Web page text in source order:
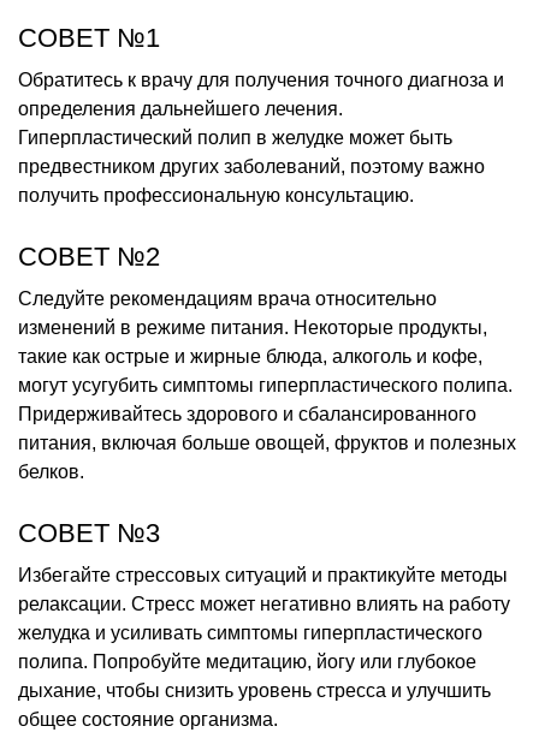
СОВЕТ №1
Обратитесь к врачу для получения точного диагноза и
определения дальнейшего лечения.
Гиперпластический полип в желудке может быть
предвестником других заболеваний, поэтому важно
получить профессиональную консультацию.
СОВЕТ №2
Следуйте рекомендациям врача относительно
изменений в режиме питания. Некоторые продукты,
такие как острые и жирные блюда, алкоголь и кофе,
могут усугубить симптомы гиперпластического полипа.
Придерживайтесь здорового и сбалансированного
питания, включая больше овощей, фруктов и полезных
белков.
СОВЕТ №3
Избегайте стрессовых ситуаций и практикуйте методы
релаксации. Стресс может негативно влиять на работу
желудка и усиливать симптомы гиперпластического
полипа. Попробуйте медитацию, йогу или глубокое
дыхание, чтобы снизить уровень стресса и улучшить
общее состояние организма.